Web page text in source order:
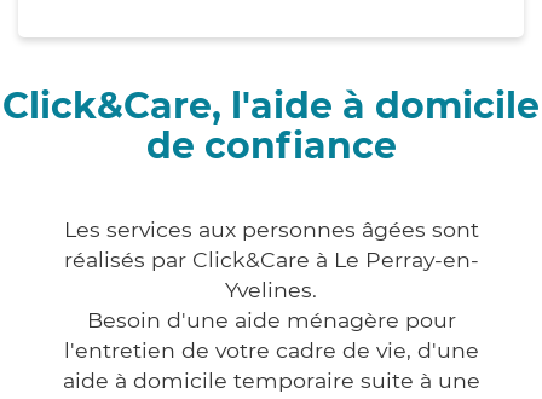
Click&Care, l'aide à domicile
de confiance
Les services aux personnes âgées sont
réalisés par Click&Care à Le Perray-en-
Yvelines.
Besoin d'une aide ménagère pour
l'entretien de votre cadre de vie, d'une
aide à domicile temporaire suite à une